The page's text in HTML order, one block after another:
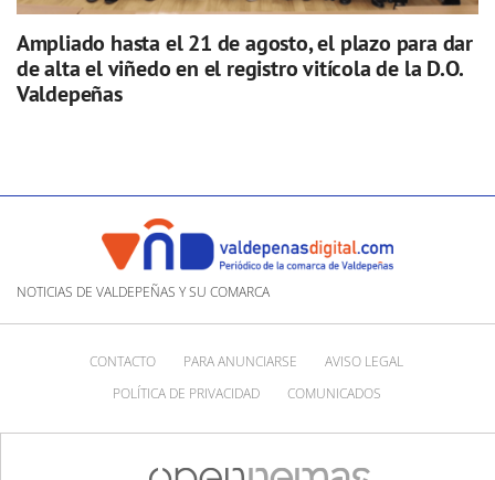
Ampliado hasta el 21 de agosto, el plazo para dar
de alta el viñedo en el registro vitícola de la D.O.
Valdepeñas
NOTICIAS DE VALDEPEÑAS Y SU COMARCA
CONTACTO PARA ANUNCIARSE
AVISO LEGAL
POLÍTICA DE PRIVACIDAD
COMUNICADOS